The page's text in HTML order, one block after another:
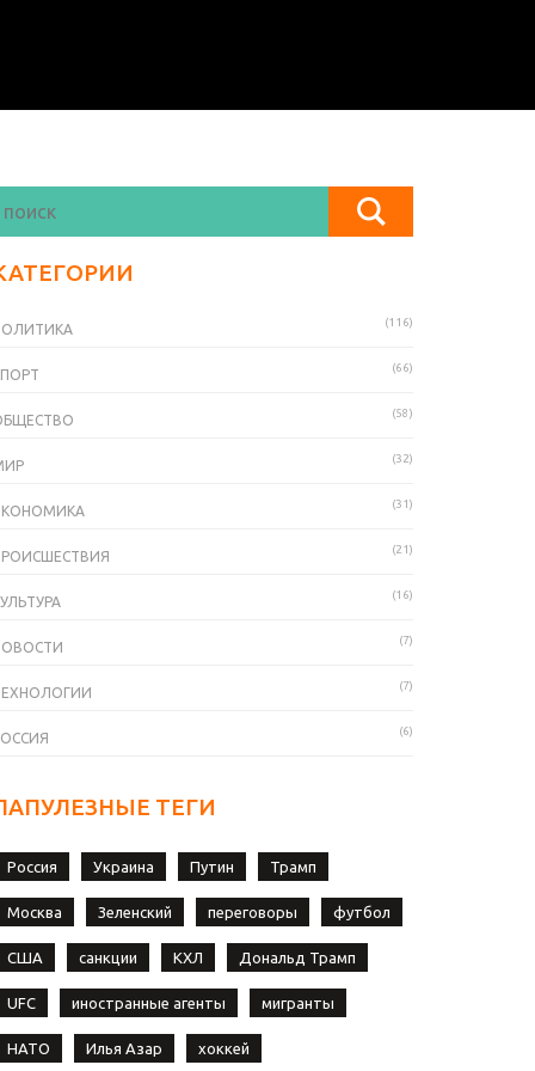
(116)
(66)
(58)
(32)
(31)
(21)
(16)
(7)
(7)
(6)
ТЕГИ
Россия Украина Путин Трамп
Москва Зеленский переговоры футбол
США санкции КХЛ Дональд Трамп
UFC иностранные агенты мигранты
НАТО Илья Азар хоккей